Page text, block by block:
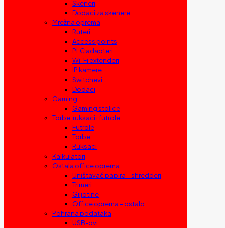
Skeneri
Dodaci za skenere
Mrežna oprema
Ruteri
Access points
PLC adapteri
Wi-Fi extenderi
IP kamere
Switchevi
Dodaci
Gaming
Gaming stolice
Torbe, ruksaci i futrole
Futrole
Torbe
Ruksaci
Kalkulatori
Ostala office oprema
Uništavač papira – shredderi
Trimeri
Giljotine
Office oprema – ostalo
Pohrana podataka
USB-ovi